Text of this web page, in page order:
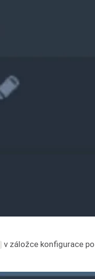
v záložce konfigurace